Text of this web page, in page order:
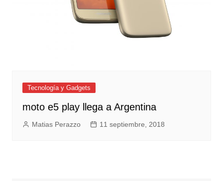
Tecnología y Gadgets
moto e5 play llega a Argentina
Matias Perazzo 11 septiembre, 2018